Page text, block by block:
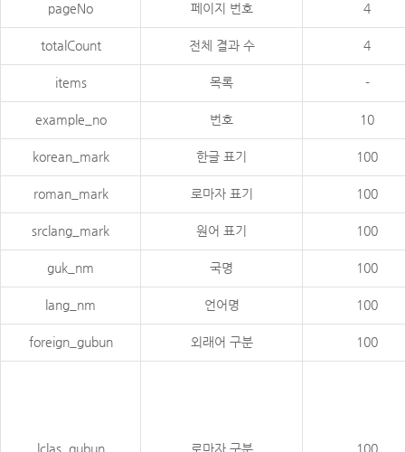
pageNo 페이지 번호 4
totalCount 전체 결과 수 4
items 목록 -
example_no 번호 10
korean_mark 한글 표기 100
roman_mark 로마자 표기 100
srclang_mark 원어 표기 100
guk_nm 국명 100
lang_nm 언어명 100
foreign_gubun 외래어 구분 100
lclas_gubun 로마자 구분 100